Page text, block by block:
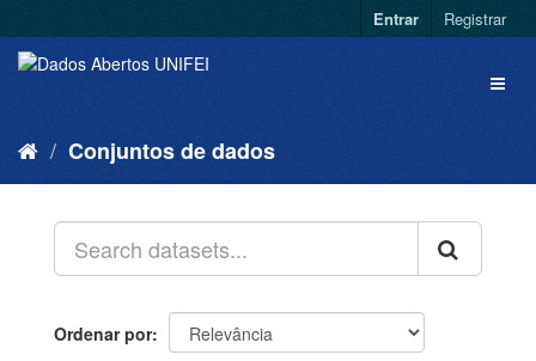
Entrar Registrar
Conjuntos de dados
Ordenar por